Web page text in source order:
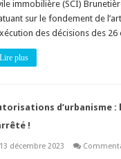
immobilière (SCI)
sur le fondement de
des décisions des
Lire plus
d’urbanisme
!
13 décembre 2023